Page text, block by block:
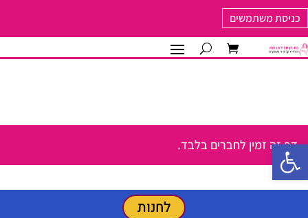
פתח סרגל נגישות
כניסת משתמשים
דף זה זמין לחברים בלבד.
לחנות